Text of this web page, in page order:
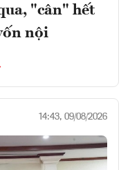
"cân" hết
nội
14:43, 09/08/2026